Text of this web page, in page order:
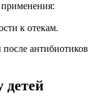
к отекам.
антибиотиков